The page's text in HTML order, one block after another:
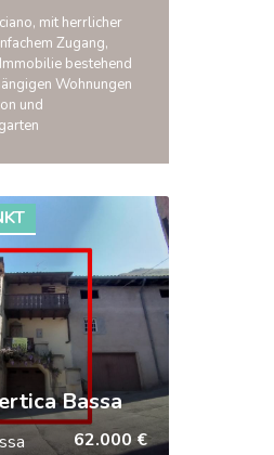
mit herrlicher
Zugang,
bestehend
Wohnungen
und
Bassa
62.000 €